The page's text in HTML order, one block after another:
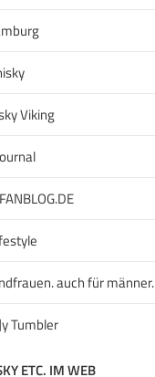
Viking
auch für männer.
Tumbler
ETC. IM WEB